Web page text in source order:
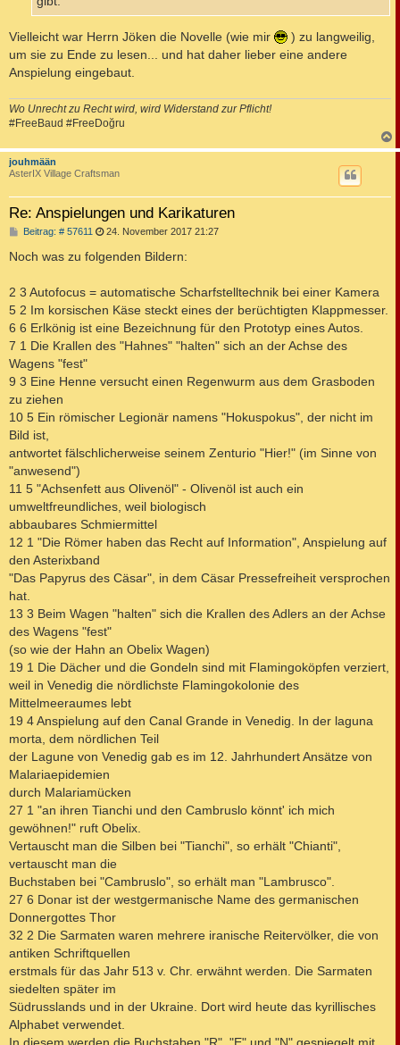
Vielleicht war Herrn Jöken die Novelle (wie mir
) zu langweilig,
um sie zu Ende zu lesen... und hat daher lieber eine andere
Anspielung eingebaut.
Wo Unrecht zu Recht wird, wird Widerstand zur Pflicht!
#FreeBaud #FreeDoğru
a
jouhmään
AsterIX Village Craftsman
Re: Anspielungen und Karikaturen
Beitrag: # 57611 B
i
24. November 2017 21:27
Noch was zu folgenden Bildern:
2 3 Autofocus = automatische Scharfstelltechnik bei einer Kamera
5 2 Im korsischen Käse steckt eines der berüchtigten Klappmesser.
6 6 Erlkönig ist eine Bezeichnung für den Prototyp eines Autos.
7 1 Die Krallen des "Hahnes" "halten" sich an der Achse des
Wagens "fest"
9 3 Eine Henne versucht einen Regenwurm aus dem Grasboden
zu ziehen
10 5 Ein römischer Legionär namens "Hokuspokus", der nicht im
Bild ist,
antwortet fälschlicherweise seinem Zenturio "Hier!" (im Sinne von
"anwesend")
11 5 "Achsenfett aus Olivenöl" - Olivenöl ist auch ein
umweltfreundliches, weil biologisch
abbaubares Schmiermittel
12 1 "Die Römer haben das Recht auf Information", Anspielung auf
den Asterixband
"Das Papyrus des Cäsar", in dem Cäsar Pressefreiheit versprochen
hat.
13 3 Beim Wagen "halten" sich die Krallen des Adlers an der Achse
des Wagens "fest"
(so wie der Hahn an Obelix Wagen)
19 1 Die Dächer und die Gondeln sind mit Flamingoköpfen verziert,
weil in Venedig die nördlichste Flamingokolonie des
Mittelmeeraumes lebt
19 4 Anspielung auf den Canal Grande in Venedig. In der laguna
morta, dem nördlichen Teil
der Lagune von Venedig gab es im 12. Jahrhundert Ansätze von
Malariaepidemien
durch Malariamücken
27 1 "an ihren Tianchi und den Cambruslo könnt' ich mich
gewöhnen!" ruft Obelix.
Vertauscht man die Silben bei "Tianchi", so erhält "Chianti",
vertauscht man die
Buchstaben bei "Cambruslo", so erhält man "Lambrusco".
27 6 Donar ist der westgermanische Name des germanischen
Donnergottes Thor
32 2 Die Sarmaten waren mehrere iranische Reitervölker, die von
antiken Schriftquellen
erstmals für das Jahr 513 v. Chr. erwähnt werden. Die Sarmaten
siedelten später im
Südrusslands und in der Ukraine. Dort wird heute das kyrillisches
Alphabet verwendet.